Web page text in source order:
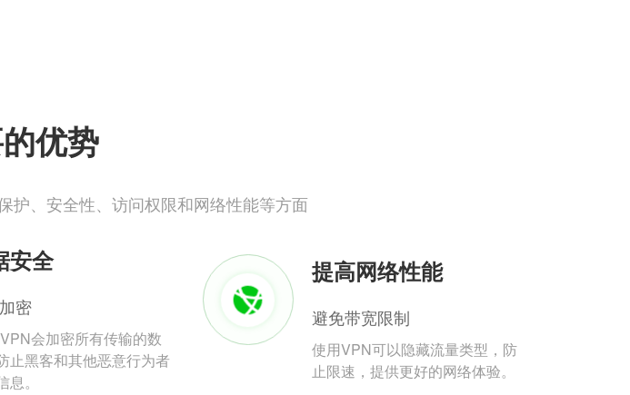
优势
护、安全性、访问权限和网络性能等方面
安全
密
会加密所有传输的数
止黑客和其他恶意行为者
息。
提高网络性能
避免带宽限制
使用VPN可以隐藏流量类型，防
止限速，提供更好的网络体验。